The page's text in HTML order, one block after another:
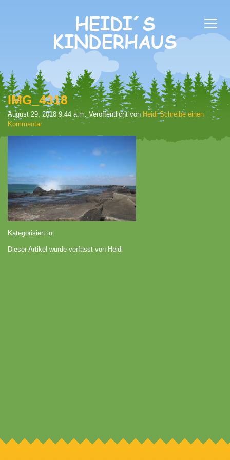
IMG_4318
August 29, 2018 9:44 a.m. Veröffentlicht von Heidi Schreibe einen
Kommentar
Kategorisiert in:
Dieser Artikel wurde verfasst von Heidi